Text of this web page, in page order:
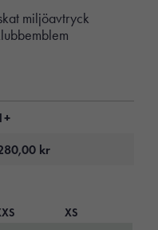
miljöavtryck
kr
XS